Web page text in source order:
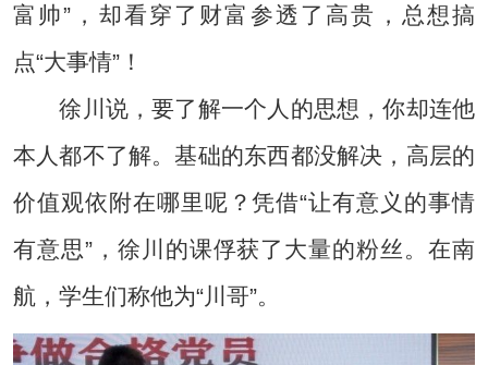
富帅”，却看穿了财富参透了高贵，总想搞
点“大事情”！
徐川说，要了解一个人的思想，你却连他
本人都不了解。基础的东西都没解决，高层的
价值观依附在哪里呢？凭借“让有意义的事情
有意思”，徐川的课俘获了大量的粉丝。在南
航，学生们称他为“川哥”。